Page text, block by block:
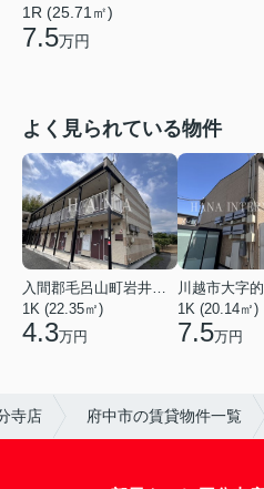
1R (25.71㎡)
7.5万円
よく見られている物件
入間郡毛呂山町岩井西１丁目
1K (22.35㎡)
4.3万円
川越市大字
1K (20.14㎡)
7.5万円
寺店 府中市の賃貸物件一覧